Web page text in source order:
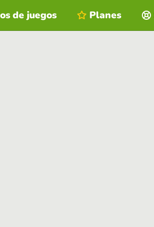
de juegos Planes